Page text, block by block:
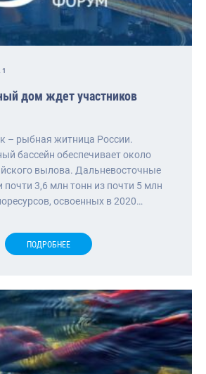
дом ждет участников
– рыбная житница России.
бассейн обеспечивает около
вылова. Дальневосточные
3,6 млн тонн из почти 5 млн
освоенных в 2020…
ПОДРОБНЕЕ